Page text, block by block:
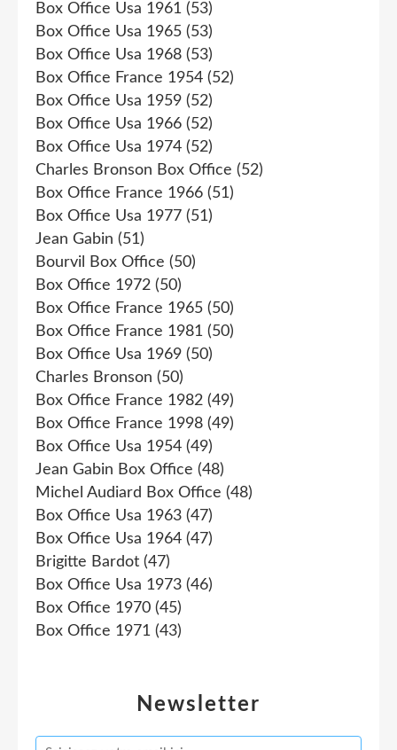
Newsletter
Box Office Usa 1961 (53)
Box Office Usa 1965 (53)
Box Office Usa 1968 (53)
Box Office France 1954 (52)
Box Office Usa 1959 (52)
Box Office Usa 1966 (52)
Box Office Usa 1974 (52)
Charles Bronson Box Office (52)
Box Office France 1966 (51)
Box Office Usa 1977 (51)
Jean Gabin (51)
Bourvil Box Office (50)
Box Office 1972 (50)
Box Office France 1965 (50)
Box Office France 1981 (50)
Box Office Usa 1969 (50)
Charles Bronson (50)
Box Office France 1982 (49)
Box Office France 1998 (49)
Box Office Usa 1954 (49)
Jean Gabin Box Office (48)
Michel Audiard Box Office (48)
Box Office Usa 1963 (47)
Box Office Usa 1964 (47)
Brigitte Bardot (47)
Box Office Usa 1973 (46)
Box Office 1970 (45)
Box Office 1971 (43)